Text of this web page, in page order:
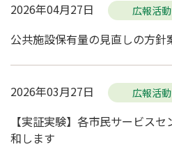
2026年04月27日 広報活動
公共施設保有量の見直しの方針
2026年03月27日 広報活動
【実証実験】各市民サービス
和します